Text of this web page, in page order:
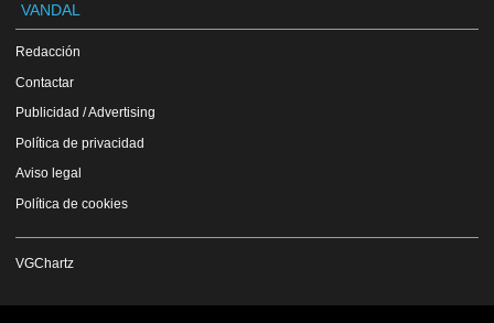
VANDAL
Redacción
Contactar
Publicidad / Advertising
Política de privacidad
Aviso legal
Política de cookies
VGChartz